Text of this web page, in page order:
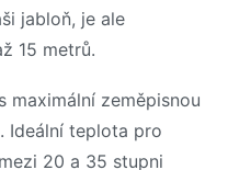
jabloň, je ale
15 metrů.
maximální zeměpisnou
Ideální teplota pro
20 a 35 stupni